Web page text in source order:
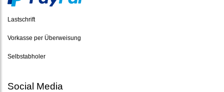
Lastschrift
Vorkasse per Überweisung
Selbstabholer
Social Media